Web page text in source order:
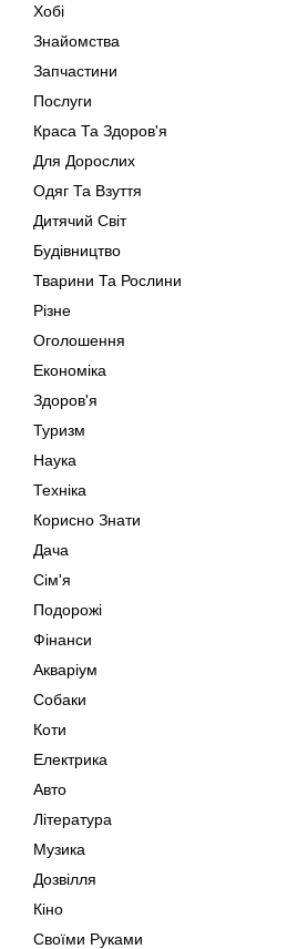
Хобі
Знайомства
Запчастини
Послуги
Краса Та Здоров'я
Для Дорослих
Одяг Та Взуття
Дитячий Світ
Будівництво
Тварини Та Рослини
Різне
Оголошення
Економіка
Здоров'я
Туризм
Наука
Техніка
Корисно Знати
Дача
Сім'я
Подорожі
Фінанси
Акваріум
Собаки
Коти
Електрика
Авто
Література
Музика
Дозвілля
Кіно
Своїми Руками